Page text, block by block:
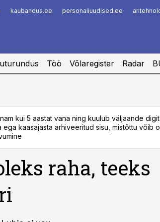
kaubandus.ee personaliuudised.ee
Töö Võlaregister Radar
kui 5 aastat vana ning kuulub väljaande
ega kaasajasta arhiveeritud sisu, mistõttu võib
raha, teeks